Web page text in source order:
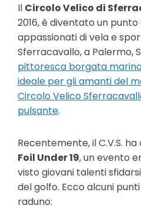
Il Circolo Velico di
2016, è diventato un
appassionati di vela e
Sferracavallo, a Palermo,
pittoresca borgata
ideale per gli amanti del
Circolo Velico
pulsante.
Recentemente, il C.V.S.
Foil Under 19, un evento
visto giovani talenti
del golfo. Ecco alcuni
raduno: